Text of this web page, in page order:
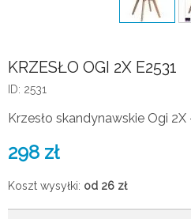
KRZESŁO OGI 2X E2531
ID: 2531
Krzesło skandynawskie Ogi 2X
298 zł
Koszt wysyłki: od 26 zł